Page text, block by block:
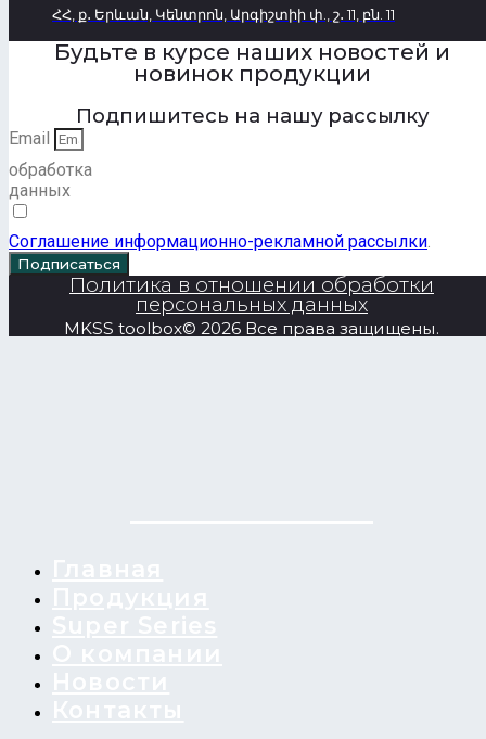
ՀՀ, ք․ Երևան, Կենտրոն, Արգիշտիի փ., շ․ 11, բն. 11
Будьте в курсе наших новостей и
новинок продукции
Подпишитесь на нашу рассылку
Email
обработка
данных
Соглашение информационно-рекламной рассылки
Подписаться
Политика в отношении обработки
персональных данных
MKSS toolbox© 2026 Все права защищены.